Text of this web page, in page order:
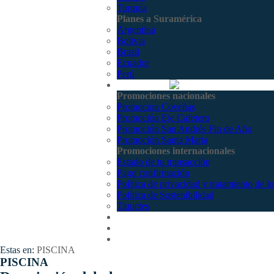
Turquía
Planes a Suramérica
Argentina
Bolivia
Brasil
Ecuador
Perú
Promociones nacionales
Promocion Coveñas
Promoción Eje Cafetero
Promoción San Andrés Fin de Año
Promoción Santa Marta
Promociones internacionales
Estado de tu transacción
Pago confirmación
Política de privacidad y tratamiento de
Política de Sostenibilidad
Tiquetes
Estas en: PISCINA
PISCINA